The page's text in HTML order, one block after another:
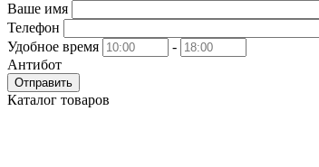
Ваше имя
Телефон
Удобное время
-
Антибот
Отправить
Каталог товаров